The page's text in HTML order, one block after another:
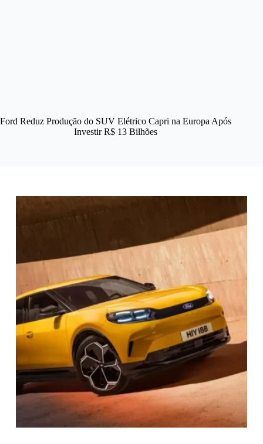
Ford Reduz Produção do SUV Elétrico Capri na Europa Após
Investir R$ 13 Bilhões